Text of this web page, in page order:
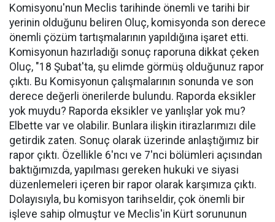
Komisyonu'nun Meclis tarihinde önemli ve tarihi bir
yerinin olduğunu beliren Oluç, komisyonda son derece
önemli çözüm tartışmalarının yapıldığına işaret etti.
Komisyonun hazırladığı sonuç raporuna dikkat çeken
Oluç, "18 Şubat'ta, şu elimde görmüş olduğunuz rapor
çıktı. Bu Komisyonun çalışmalarının sonunda ve son
derece değerli önerilerde bulundu. Raporda eksikler
yok muydu? Raporda eksikler ve yanlışlar yok mu?
Elbette var ve olabilir. Bunlara ilişkin itirazlarımızı dile
getirdik zaten. Sonuç olarak üzerinde anlaştığımız bir
rapor çıktı. Özellikle 6'ncı ve 7'nci bölümleri açısından
baktığımızda, yapılması gereken hukuki ve siyasi
düzenlemeleri içeren bir rapor olarak karşımıza çıktı.
Dolayısıyla, bu komisyon tarihseldir, çok önemli bir
işleve sahip olmuştur ve Meclis'in Kürt sorununun